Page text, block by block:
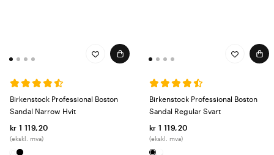
Birkenstock Professional Boston
Sandal Narrow Hvit
kr 1 119,20
(ekskl. mva)
Birkenstock Professional Boston
Sandal Regular Svart
kr 1 119,20
(ekskl. mva)